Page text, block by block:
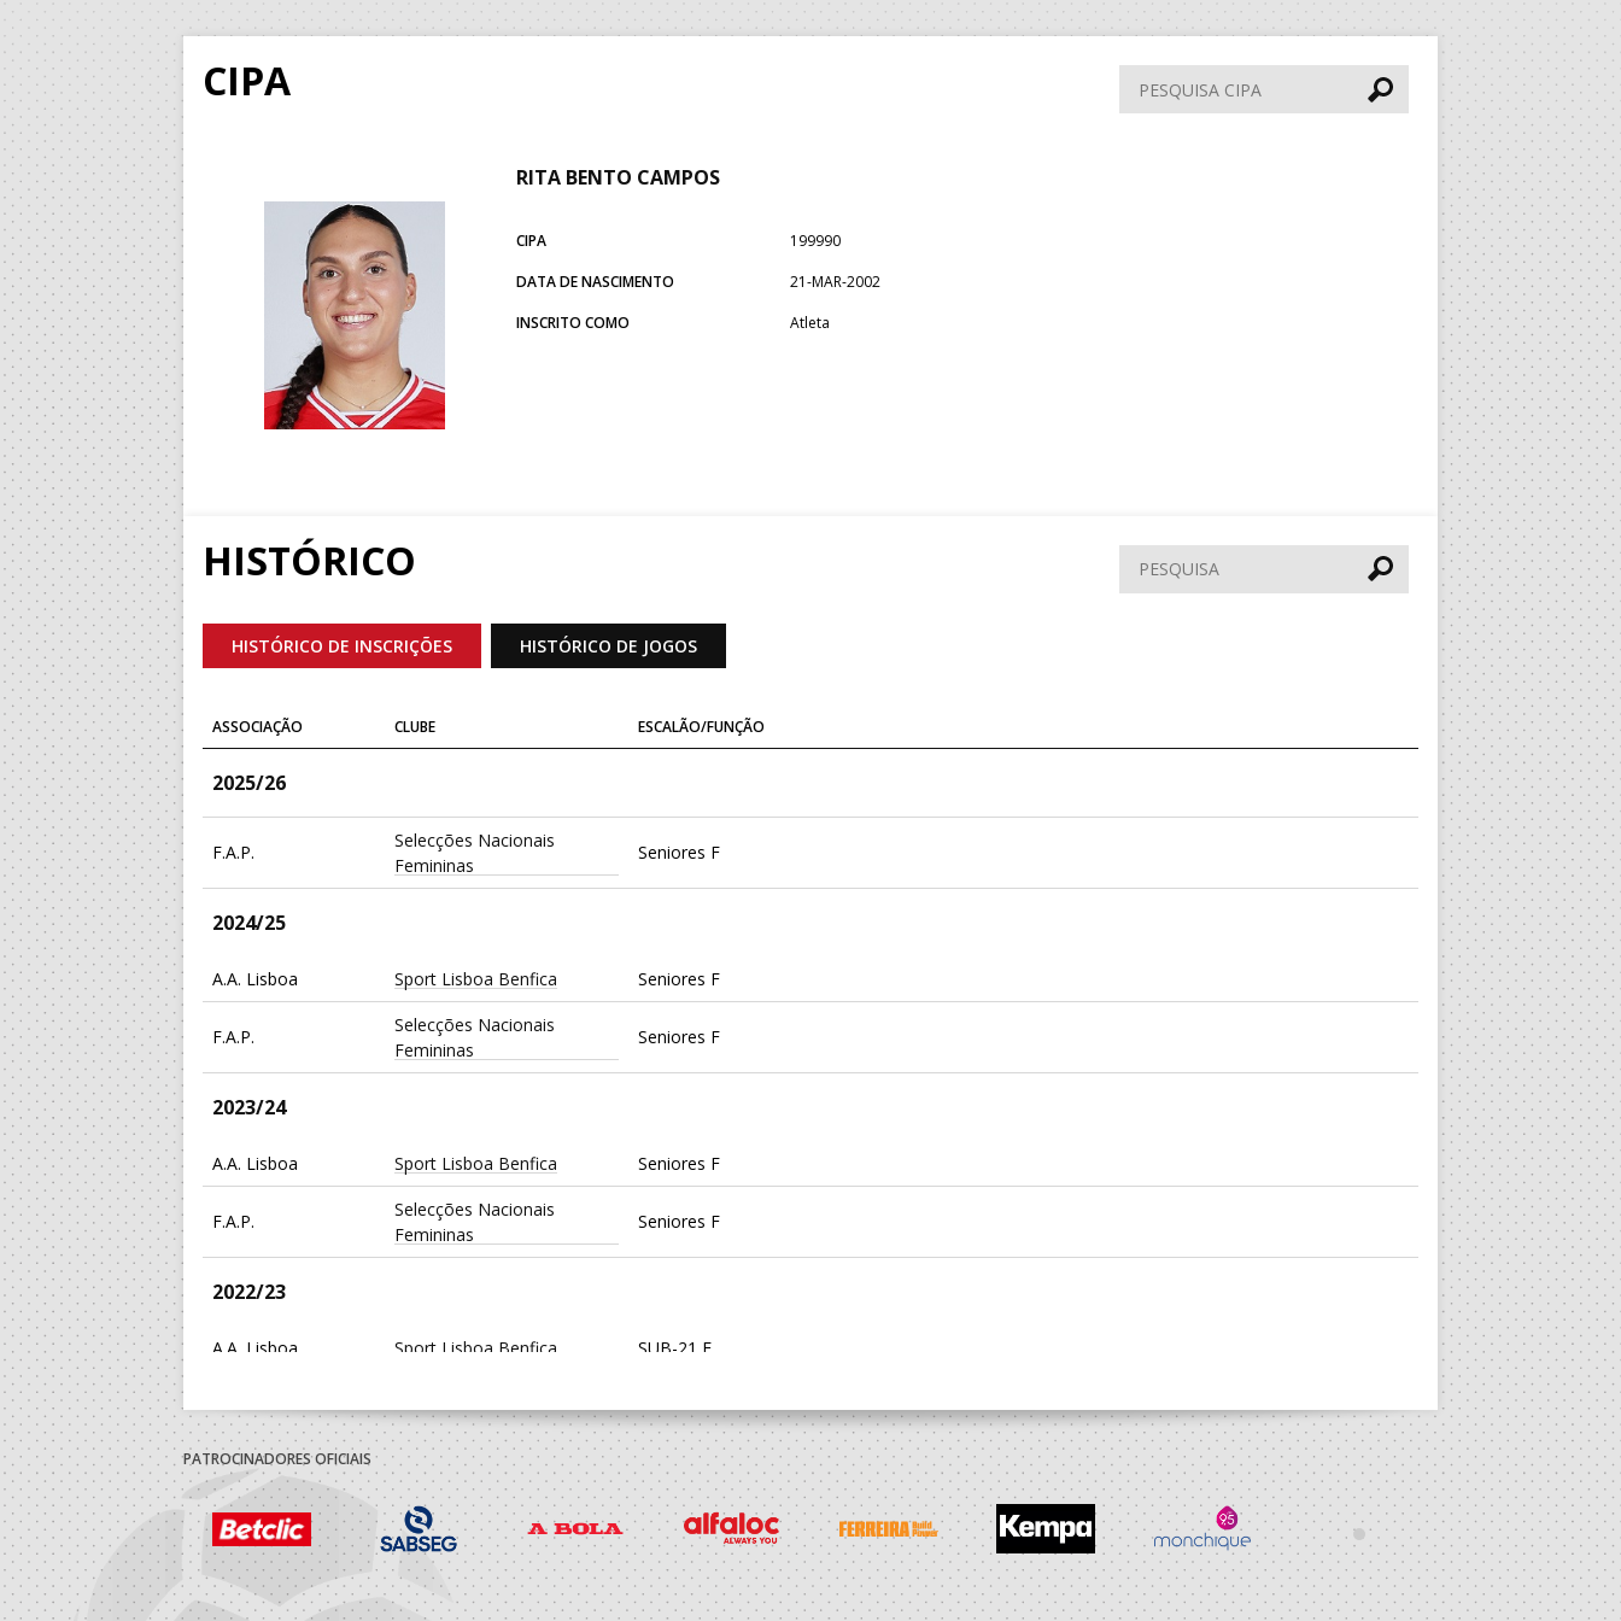
CIPA
Pesquisa
CIPA
RITA BENTO CAMPOS
CIPA
199990
DATA DE NASCIMENTO
21-MAR-2002
INSCRITO COMO
Atleta
HISTÓRICO Pesquisar
HISTÓRICO DE INSCRIÇÕES HISTÓRICO DE JOGOS
ASSOCIAÇÃO CLUBE ESCALÃO/FUNÇÃO
2025/26
F.A.P.
Selecções Nacionais
Femininas
Seniores F
2024/25
A.A. Lisboa Sport Lisboa Benfica Seniores F
F.A.P.
Selecções Nacionais
Femininas
Seniores F
2023/24
A.A. Lisboa Sport Lisboa Benfica Seniores F
F.A.P.
Selecções Nacionais
Femininas
Seniores F
2022/23
A.A. Lisboa Sport Lisboa Benfica SUB-21 F
2021/22
A.A. Lisboa Sport Lisboa Benfica SUB-20 F / Seniores F
F.A.P.
Selecções Nacionais
Femininas
SUB-20 F
Leiria A Praia
ASSOCIAÇÃO DESPORTIVA
FORTITUDO BH
Seniores F - And. Praia
PATROCINADORES OFICIAIS